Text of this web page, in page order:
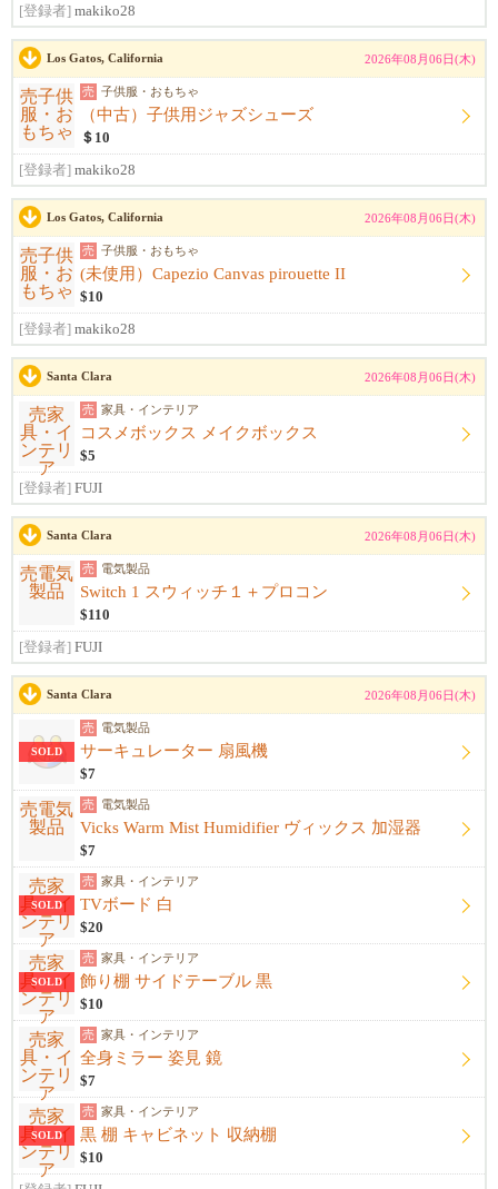
[登録者] makiko28
Los Gatos, California 2026年08月06日(木)
売 子供服・おもちゃ
（中古）子供用ジャズシューズ
＄10
[登録者] makiko28
Los Gatos, California 2026年08月06日(木)
売 子供服・おもちゃ
(未使用）Capezio Canvas pirouette II
$10
[登録者] makiko28
Santa Clara 2026年08月06日(木)
売 家具・インテリア
コスメボックス メイクボックス
$5
[登録者] FUJI
Santa Clara 2026年08月06日(木)
売 電気製品
Switch 1 スウィッチ１＋プロコン
$110
[登録者] FUJI
Santa Clara 2026年08月06日(木)
SOLD
売 電気製品
サーキュレーター 扇風機
$7
売 電気製品
Vicks Warm Mist Humidifier ヴィックス 加湿器
$7
SOLD
売 家具・インテリア
TVボード 白
$20
SOLD
売 家具・インテリア
飾り棚 サイドテーブル 黒
$10
売 家具・インテリア
全身ミラー 姿見 鏡
$7
SOLD
売 家具・インテリア
黒 棚 キャビネット 収納棚
$10